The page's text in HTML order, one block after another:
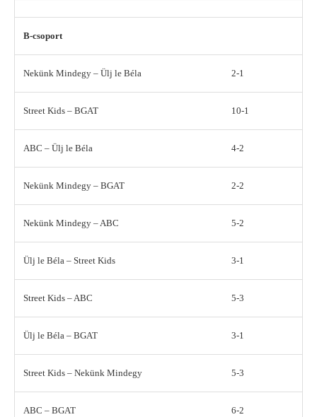
B-csoport
Nekünk Mindegy – Ülj le Béla 2-1
Street Kids – BGAT 10-1
ABC – Ülj le Béla 4-2
Nekünk Mindegy – BGAT 2-2
Nekünk Mindegy – ABC 5-2
Ülj le Béla – Street Kids 3-1
Street Kids – ABC 5-3
Ülj le Béla – BGAT 3-1
Street Kids – Nekünk Mindegy 5-3
ABC – BGAT 6-2